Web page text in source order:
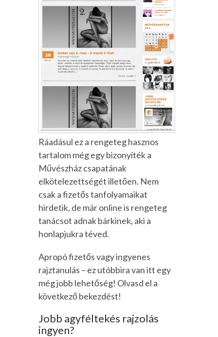
Ráadásul ez a rengeteg hasznos
tartalom még egy bizonyíték a
Művészház csapatának
elkötelezettségét illetően. Nem
csak a fizetős tanfolyamaikat
hirdetik, de már online is rengeteg
tanácsot adnak bárkinek, aki a
honlapjukra téved.
Apropó fizetős vagy ingyenes
rajztanulás – ez utóbbira van itt egy
még jobb lehetőség! Olvasd el a
következő bekezdést!
Jobb agyféltekés rajzolás
ingyen?